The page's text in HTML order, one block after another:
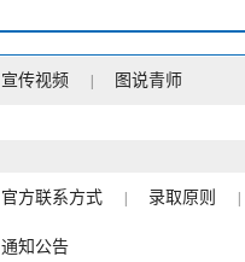
宣传视频 图说青师
官方联系方式 录取原则
通知公告